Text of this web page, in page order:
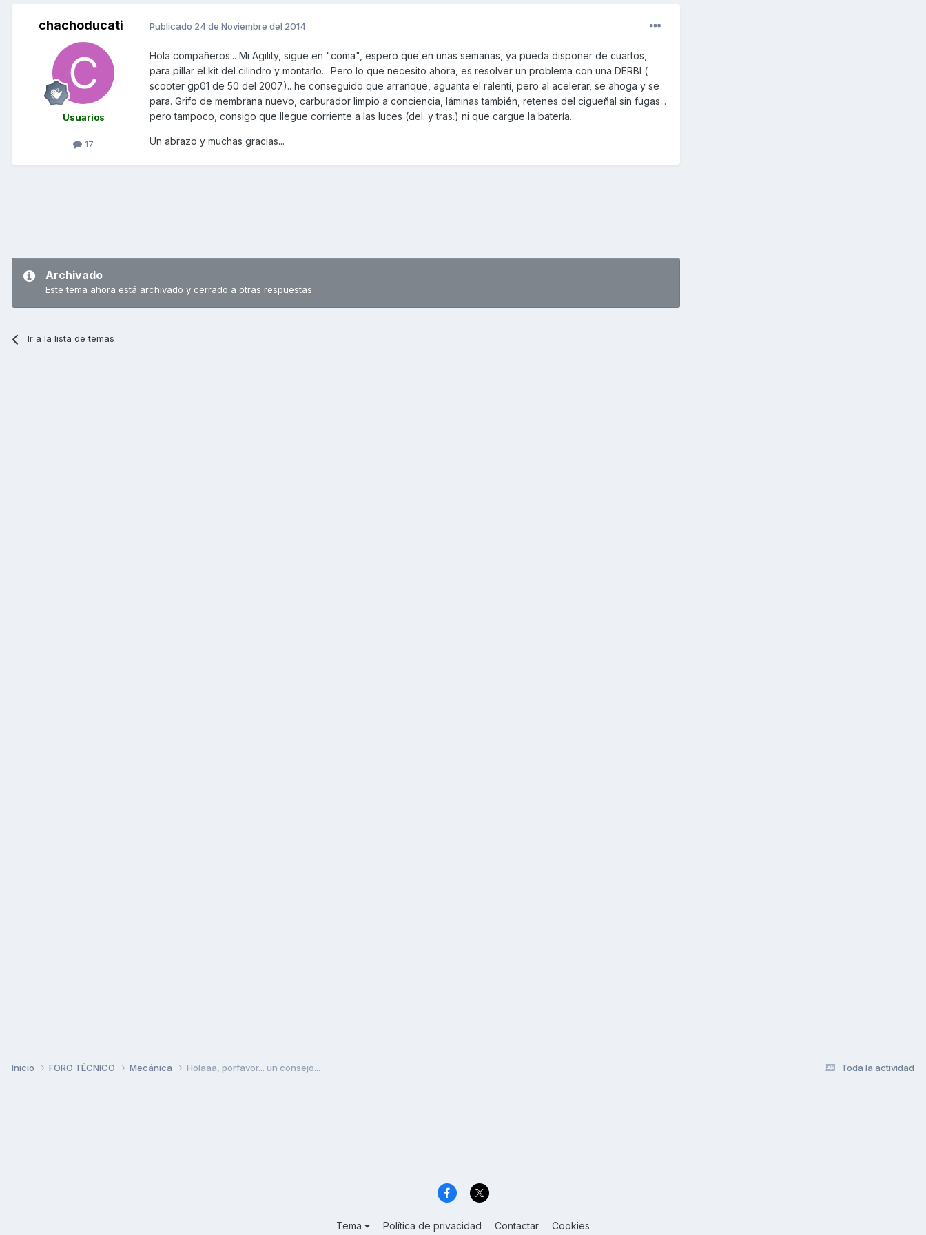
chachoducati
Usuarios
17
Publicado 24 de Noviembre del 2014
Hola compañeros... Mi Agility, sigue en "coma", espero que en unas semanas, ya pueda disponer de cuartos,
para pillar el kit del cilindro y montarlo... Pero lo que necesito ahora, es resolver un problema con una DERBI (
scooter gp01 de 50 del 2007).. he conseguido que arranque, aguanta el ralenti, pero al acelerar, se ahoga y se
para. Grifo de membrana nuevo, carburador limpio a conciencia, láminas también, retenes del cigueñal sin fugas...
pero tampoco, consigo que llegue corriente a las luces (del. y tras.) ni que cargue la batería..
Un abrazo y muchas gracias...
Archivado
Este tema ahora está archivado y cerrado a otras respuestas.
Ir a la lista de temas
Toda la actividad
Inicio FORO TÉCNICO Mecánica Holaaa, porfavor... un consejo...
Tema Política de privacidad Contactar Cookies